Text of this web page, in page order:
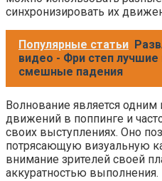
синхронизировать их
Популярные статьи
видео - Фри степ
смешные падения
Волнование является
движений в поппинге и
своих выступлениях. Оно
потрясающую визуальную
внимание зрителей своей
аккуратностью выполнения.